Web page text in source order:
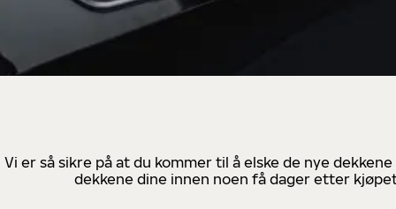
Vi er så sikre på at du kommer til å elske de nye
dekkene dine innen noen få dager etter